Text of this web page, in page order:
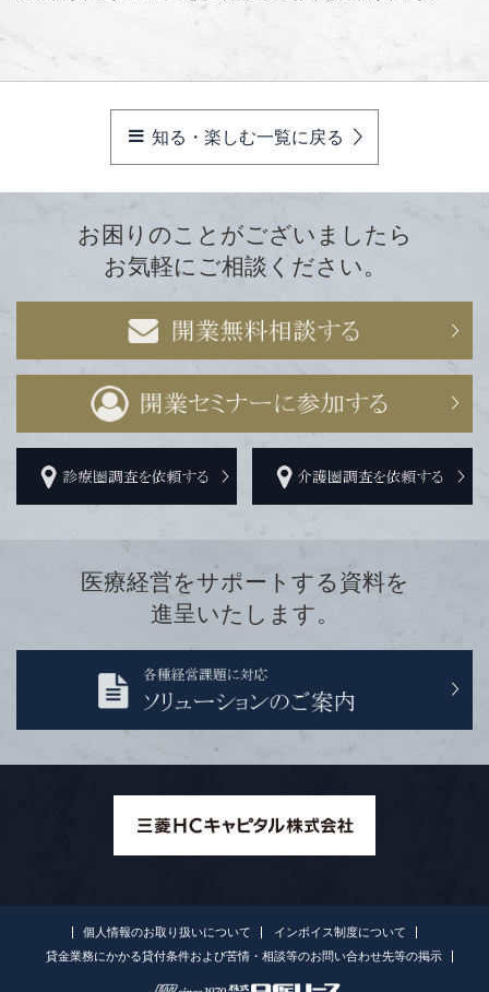
知る・楽しむ一覧に戻る
お困りのことがございましたら
お気軽にご相談ください。
医療経営をサポートする資料を
進呈いたします。
個人情報のお取り扱いについて
インボイス制度について
貸金業務にかかる貸付条件および苦情・相談等のお問い合わせ先等の掲示